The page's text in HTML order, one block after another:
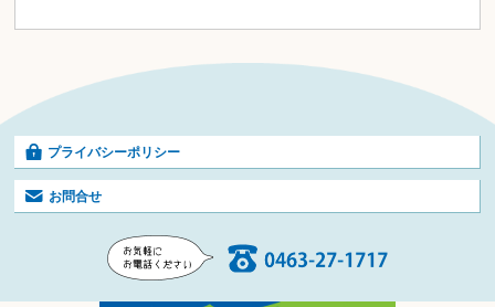
プライバシーポリシー
お問合せ